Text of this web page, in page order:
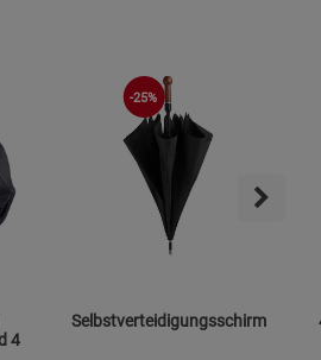
-25%
Selbstverteidigungsschirm